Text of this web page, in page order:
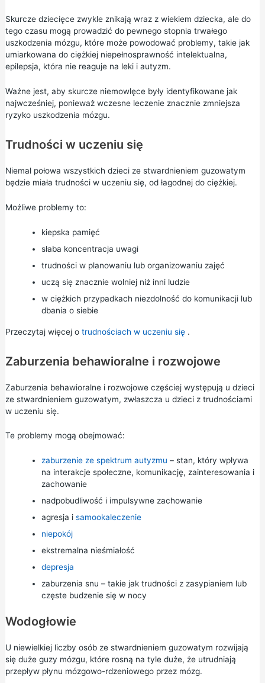
Skurcze dziecięce zwykle znikają wraz z wiekiem dziecka, ale do
tego czasu mogą prowadzić do pewnego stopnia trwałego
uszkodzenia mózgu, które może powodować problemy, takie jak
umiarkowana do ciężkiej niepełnosprawność intelektualna,
epilepsja, która nie reaguje na leki i autyzm.
Ważne jest, aby skurcze niemowlęce były identyfikowane jak
najwcześniej, ponieważ wczesne leczenie znacznie zmniejsza
ryzyko uszkodzenia mózgu.
Trudności w uczeniu się
Niemal połowa wszystkich dzieci ze stwardnieniem guzowatym
będzie miała trudności w uczeniu się, od łagodnej do ciężkiej.
Możliwe problemy to:
kiepska pamięć
słaba koncentracja uwagi
trudności w planowaniu lub organizowaniu zajęć
uczą się znacznie wolniej niż inni ludzie
w ciężkich przypadkach niezdolność do komunikacji lub
dbania o siebie
Przeczytaj więcej o trudnościach w uczeniu się.
Zaburzenia behawioralne i rozwojowe
Zaburzenia behawioralne i rozwojowe częściej występują u dzieci
ze stwardnieniem guzowatym, zwłaszcza u dzieci z trudnościami
w uczeniu się.
Te problemy mogą obejmować:
zaburzenie ze spektrum autyzmu – stan, który wpływa
na interakcje społeczne, komunikację, zainteresowania i
zachowanie
nadpobudliwość i impulsywne zachowanie
agresja i samookaleczenie
niepokój
ekstremalna nieśmiałość
depresja
zaburzenia snu – takie jak trudności z zasypianiem lub
częste budzenie się w nocy
Wodogłowie
U niewielkiej liczby osób ze stwardnieniem guzowatym rozwijają
się duże guzy mózgu, które rosną na tyle duże, że utrudniają
przepływ płynu mózgowo-rdzeniowego przez mózg.